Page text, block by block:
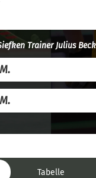
Trainer Julius
M.
M.
Tabelle